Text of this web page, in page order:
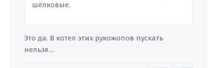
шёлковые.
Это да. В котел этих рукожопов пускать
нельзя....